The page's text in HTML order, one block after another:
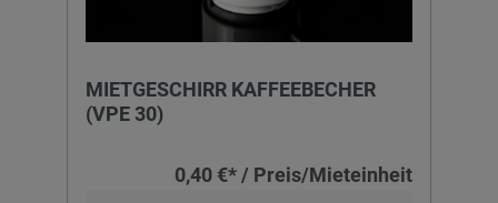
MIETGESCHIRR KAFFEEBECHER
(VPE 30)
0,40 €* / Preis/Mieteinheit